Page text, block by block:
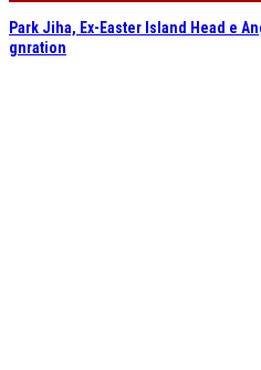
Park Jiha, Ex-Easter Island Head e
gnration